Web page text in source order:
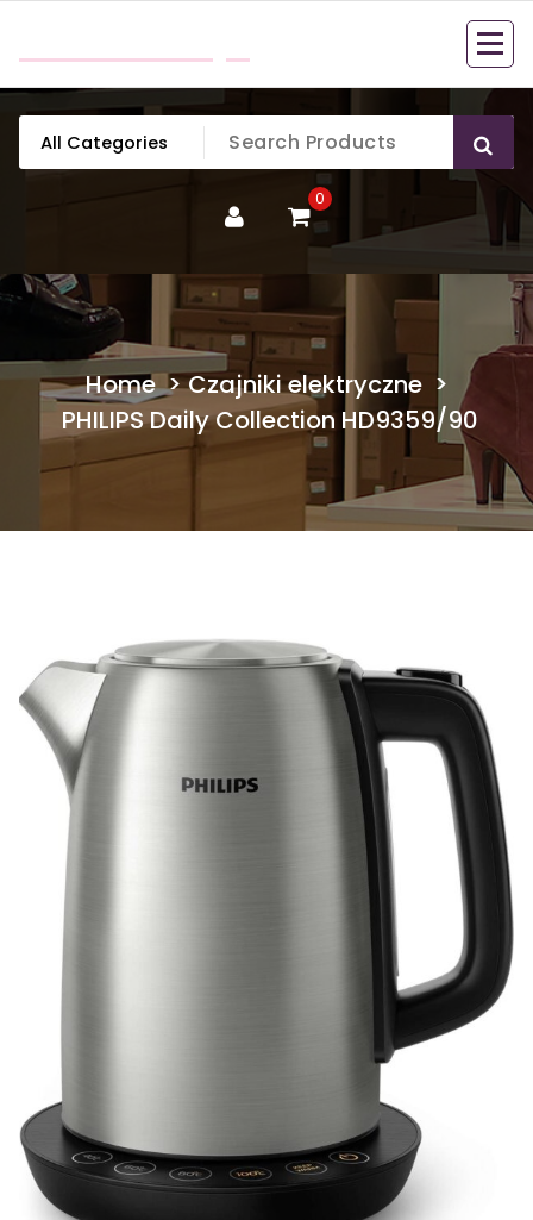
content
0
Home>Czajniki elektryczne >
PHILIPS Daily Collection HD9359/90